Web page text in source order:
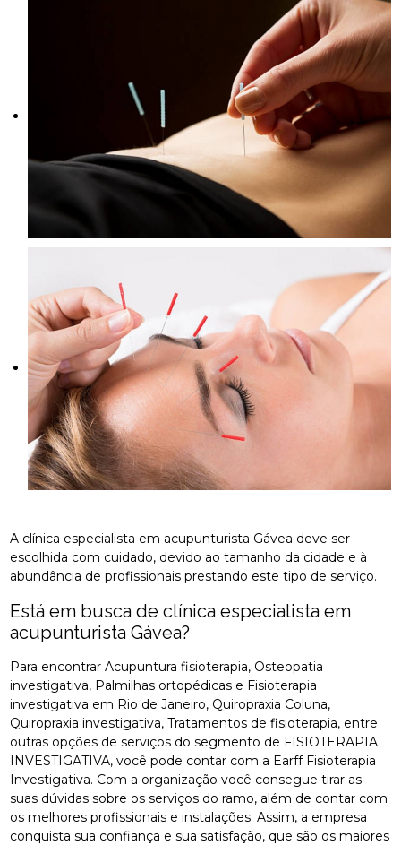
A clínica especialista em acupunturista Gávea deve ser
escolhida com cuidado, devido ao tamanho da cidade e à
abundância de profissionais prestando este tipo de serviço.
Está em busca de clínica especialista em
acupunturista Gávea?
Para encontrar Acupuntura fisioterapia, Osteopatia
investigativa, Palmilhas ortopédicas e Fisioterapia
investigativa em Rio de Janeiro, Quiropraxia Coluna,
Quiropraxia investigativa, Tratamentos de fisioterapia, entre
outras opções de serviços do segmento de FISIOTERAPIA
INVESTIGATIVA, você pode contar com a Earff Fisioterapia
Investigativa. Com a organização você consegue tirar as
suas dúvidas sobre os serviços do ramo, além de contar com
os melhores profissionais e instalações. Assim, a empresa
conquista sua confiança e sua satisfação, que são os maiores